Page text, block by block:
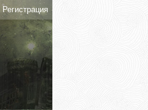
Регистрация